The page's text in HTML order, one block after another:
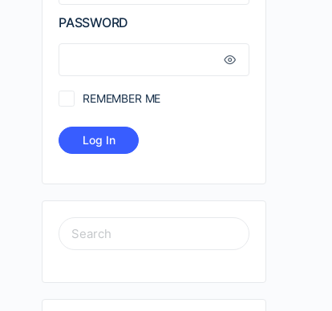
PASSWORD
REMEMBER ME
SEARCH
FOR: